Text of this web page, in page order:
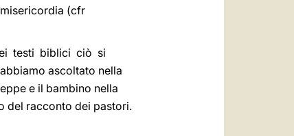
(cfr
testi biblici ciò si
ascoltato nella
e il bambino nella
del racconto dei pastori.